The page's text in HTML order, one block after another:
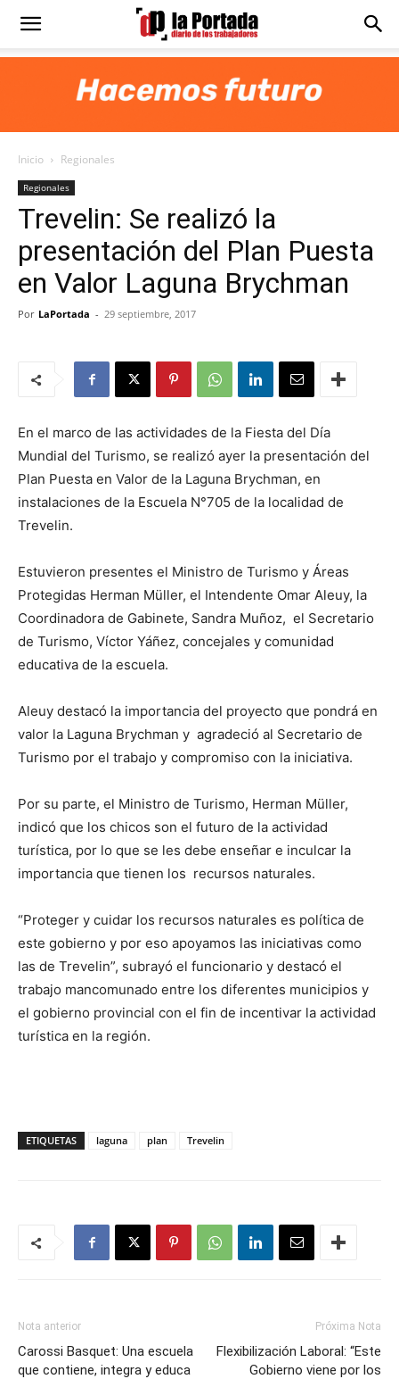
Diario
Portada
Inicio Regionales
Regionales
Trevelin: Se realizó la
presentación del Plan Puesta
en Valor Laguna Brychman
Por LaPortada - 29 septiembre, 2017
En el marco de las actividades de la Fiesta del Día
Mundial del Turismo, se realizó ayer la presentación del
Plan Puesta en Valor de la Laguna Brychman, en
instalaciones de la Escuela N°705 de la localidad de
Trevelin.
Estuvieron presentes el Ministro de Turismo y Áreas
Protegidas Herman Müller, el Intendente Omar Aleuy, la
Coordinadora de Gabinete, Sandra Muñoz, el Secretario
de Turismo, Víctor Yáñez, concejales y comunidad
educativa de la escuela.
Aleuy destacó la importancia del proyecto que pondrá en
valor la Laguna Brychman y agradeció al Secretario de
Turismo por el trabajo y compromiso con la iniciativa.
Por su parte, el Ministro de Turismo, Herman Müller,
indicó que los chicos son el futuro de la actividad
turística, por lo que se les debe enseñar e inculcar la
importancia que tienen los recursos naturales.
“Proteger y cuidar los recursos naturales es política de
este gobierno y por eso apoyamos las iniciativas como
las de Trevelin”, subrayó el funcionario y destacó el
trabajo mancomunado entre los diferentes municipios y
el gobierno provincial con el fin de incentivar la actividad
turística en la región.
ETIQUETAS laguna plan Trevelin
Nota anterior
Carossi Basquet: Una escuela
que contiene, integra y educa
Próxima Nota
Flexibilización Laboral: “Este
Gobierno viene por los